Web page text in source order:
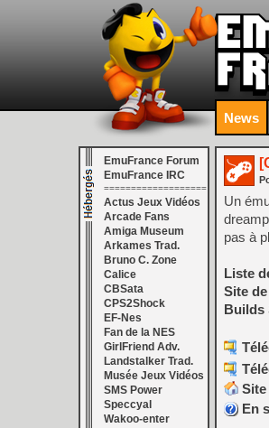
News
EmuFrance Forum
EmuFrance IRC
===================
Actus Jeux Vidéos
Arcade Fans
Amiga Museum
Arkames Trad.
Bruno C. Zone
Calice
CBSata
CPS2Shock
EF-Nes
Fan de la NES
GirlFriend Adv.
Landstalker Trad.
Musée Jeux Vidéos
SMS Power
Speccyal
Wakoo-enter
Un
pas à
Liste
Site
Builds
En